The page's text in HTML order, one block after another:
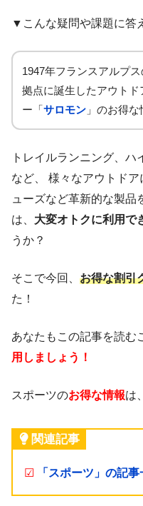
▼こんな疑問や課題に答
1947年フランスアルプ
拠点に誕生したアウトド
ー「サロモン 」のお得な
トレイルランニング、
など、 様々なアウトド
ューズなど革新的な製品
は、 大変オトクに利用で
うか？
そこで今回、 お得な割引
た！
あなたもこの記事を読む
用しましょう！
スポーツのお得な情報は
関連記事
☑ 「スポーツ」の記事